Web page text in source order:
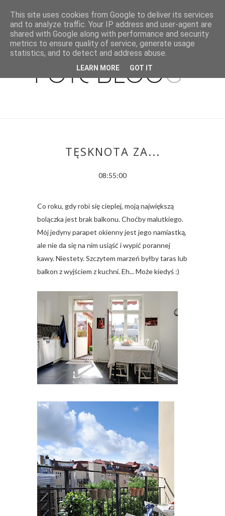
TĘSKNOTA ZA...
08:55:00
Co roku, gdy robi się cieplej, moją największą
bolączka jest brak balkonu. Choćby malutkiego.
Mój jedyny parapet okienny jest jego namiastką,
ale nie da się na nim usiąść i wypić porannej
kawy. Niestety. Szczytem marzeń byłby taras lub
balkon z wyjściem z kuchni. Eh... Może kiedyś :)
This site uses cookies from Google to deliver its services
and to analyze traffic. Your IP address and user-agent are
shared with Google along with performance and security
metrics to ensure quality of service, generate usage
statistics, and to detect and address abuse.
LEARN MORE GOT IT